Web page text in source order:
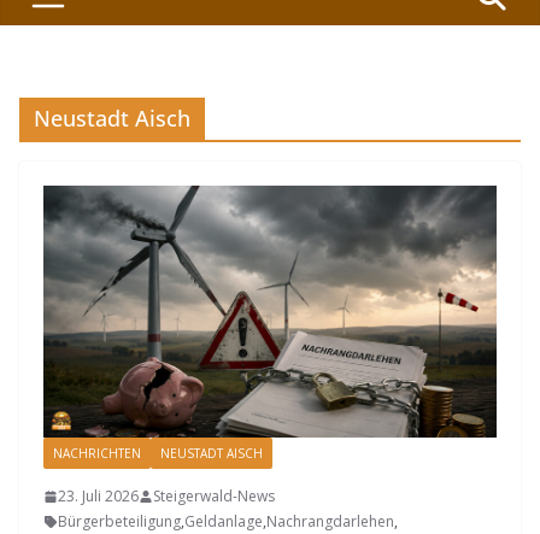
Neustadt Aisch
NACHRICHTEN NEUSTADT AISCH
23. Juli 2026
Steigerwald-News
Bürgerbeteiligung,Geldanlage,Nachrangdarlehen,